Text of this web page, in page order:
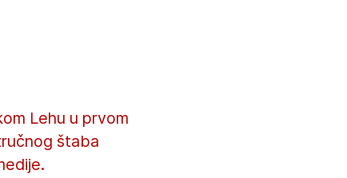
Lehu u prvom
štaba